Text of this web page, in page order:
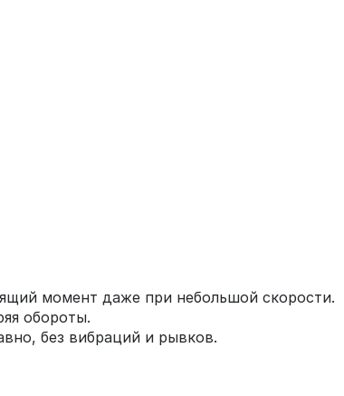
момент даже при небольшой скорости.
обороты.
без вибраций и рывков.